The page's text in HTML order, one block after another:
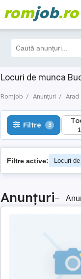
romjob.ro
Locuri de munca
Romjob Anunțuri Arad
Filtre 3
16
Filtre 3
Filtre active: Locuri
Anunțuri–